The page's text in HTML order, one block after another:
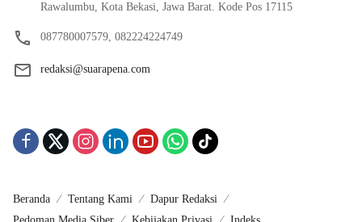
Rawalumbu, Kota Bekasi, Jawa Barat. Kode Pos 17115
087780007579, 082224224749
redaksi@suarapena.com
Beranda Tentang Kami
Dapur Redaksi